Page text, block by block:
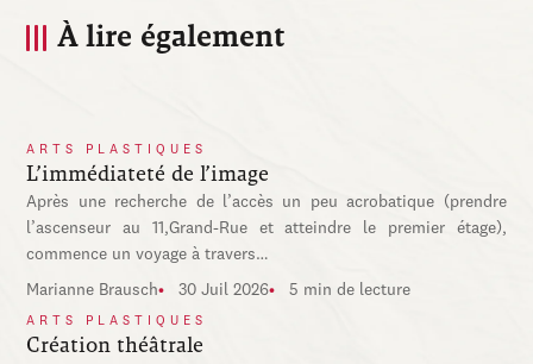
À lire également
ARTS PLASTIQUES
L’immédiateté de l’image
Après une recherche de l’accès un peu acrobatique (prendre
l’ascenseur au 11,Grand-Rue et atteindre le premier étage),
commence un voyage à travers…
Marianne Brausch 30 Juil 2026 5 min de lecture
ARTS PLASTIQUES
Création théâtrale